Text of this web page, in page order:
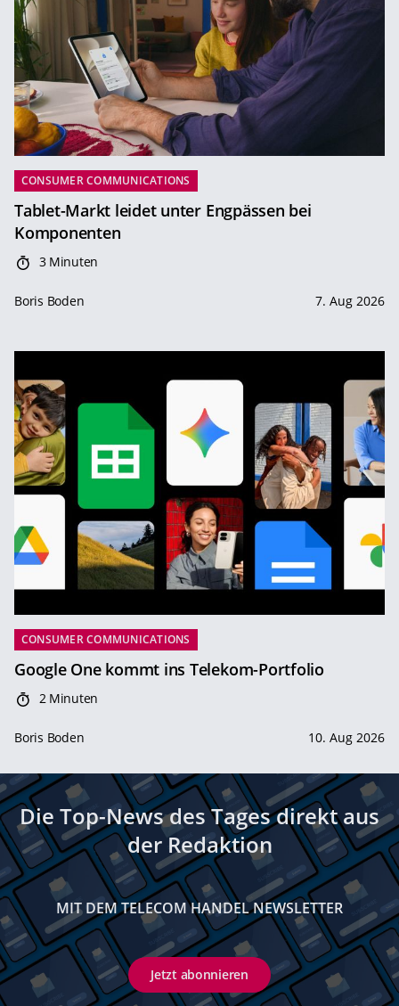
CONSUMER COMMUNICATIONS
Tablet-Markt leidet unter Engpässen bei
Komponenten
3 Minuten
Boris Boden 7. Aug 2026
CONSUMER COMMUNICATIONS
Google One kommt ins Telekom-Portfolio
2 Minuten
Boris Boden 10. Aug 2026
Die Top-News des Tages direkt aus
der Redaktion
MIT DEM TELECOM HANDEL NEWSLETTER
Jetzt abonnieren